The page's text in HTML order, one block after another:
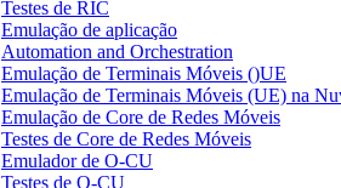
Testes de RIC
Emulação de aplicação
Automation and Orchestration
Emulação de Terminais Móveis ()UE
Emulação de Terminais Móveis (UE) na
Emulação de Core de Redes Móveis
Testes de Core de Redes Móveis
Emulador de O-CU
Testes de O-CU